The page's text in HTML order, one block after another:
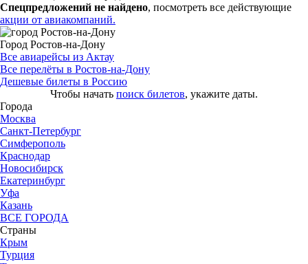
Спецпредложений не найдено, посмотреть все действующие
акции от авиакомпаний.
Город Ростов-на-Дону
Все авиарейсы из Актау
Все перелёты в Ростов-на-Дону
Дешевые билеты в Россию
Чтобы начать поиск билетов, укажите даты.
Города
Москва
Санкт-Петербург
Симферополь
Краснодар
Новосибирск
Екатеринбург
Уфа
Казань
ВСЕ ГОРОДА
Страны
Крым
Турция